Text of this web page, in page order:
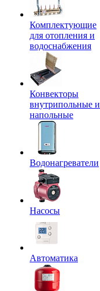
Комплектующие
для отопления и
водоснабжения
Конвекторы
внутрипольные и
напольные
Водонагреватели
Насосы
Автоматика